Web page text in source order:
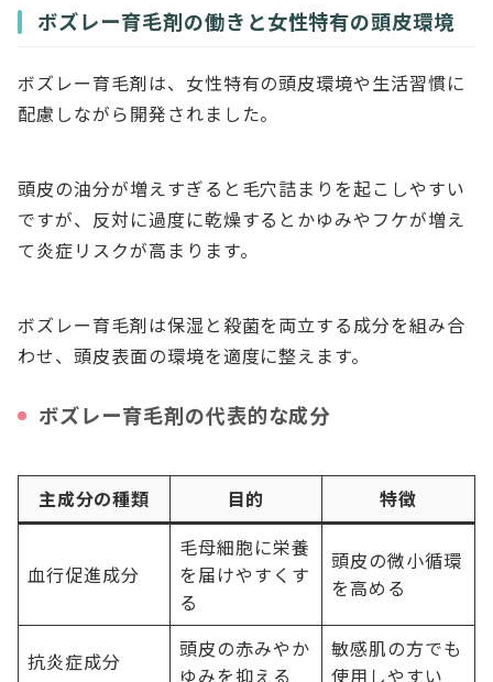
ボズレー育毛剤の働きと女性特有の頭皮環境
ボズレー育毛剤は、女性特有の頭皮環境や生活習慣に
配慮しながら開発されました。
頭皮の油分が増えすぎると毛穴詰まりを起こしやすい
ですが、反対に過度に乾燥するとかゆみやフケが増え
て炎症リスクが高まります。
ボズレー育毛剤は保湿と殺菌を両立する成分を組み合
わせ、頭皮表面の環境を適度に整えます。
ボズレー育毛剤の代表的な成分
主成分の種類 目的 特徴
血行促進成分
毛母細胞に栄養
を届けやすくす
る
頭皮の微小循環
を高める
抗炎症成分
頭皮の赤みやか
ゆみを抑える
敏感肌の方でも
使用しやすい